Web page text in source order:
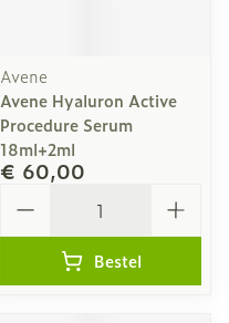
Avene
Avene Hyaluron Active
Procedure Serum
18ml+2ml
€ 60,00
Bestel